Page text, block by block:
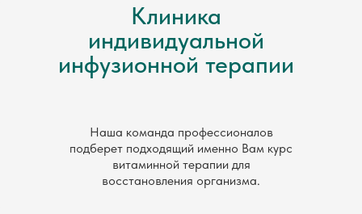
Клиника
индивидуальной
инфузионной терапии
Наша команда профессионалов
подберет подходящий именно Вам курс
витаминной терапии для
восстановления организма.